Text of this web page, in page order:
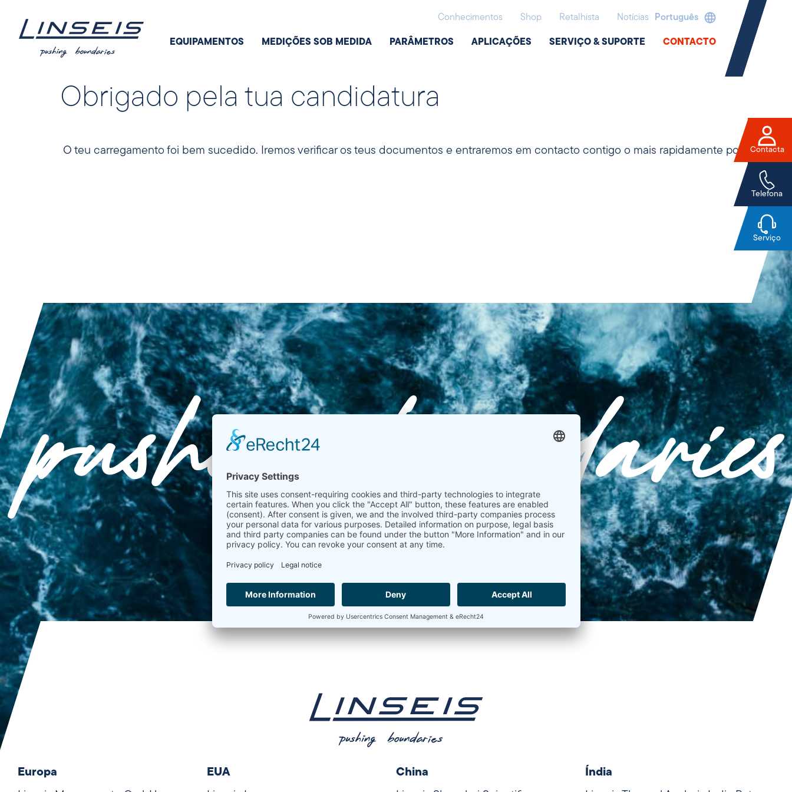
Conhecimentos Shop Retalhista Notícias Português
EQUIPAMENTOS MEDIÇÕES SOB MEDIDA PARÂMETROS APLICAÇÕES SERVIÇO & SUPORTE CONTACTO
Obrigado pela tua candidatura
O teu carregamento foi bem sucedido. Iremos verificar os teus documentos e entraremos em contacto contigo o mais rapidamente possível.
Europa
EUA
China
Índia
Contacta
Telefona
Serviço